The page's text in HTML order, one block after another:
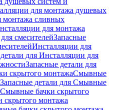
для монтажа душевых
монтажа сливных
для монтажа
смесителейЗапасные
Инсталляции для
для Инсталляции для
Запасные детали для
скрытого монтажаСмывные
Запасные детали для Смывные
Смывные бачки скрытого
монтажа